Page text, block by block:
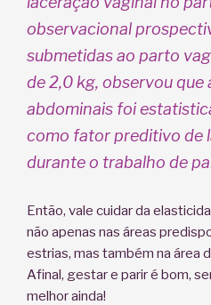
observacional
submetidas ao parto
de 2,0 kg, observou que
abdominais foi
como fator preditivo de
durante o trabalho de
Então, vale cuidar da
não apenas nas áreas
estrias, mas também na área
Afinal, gestar e parir é bom,
melhor ainda!